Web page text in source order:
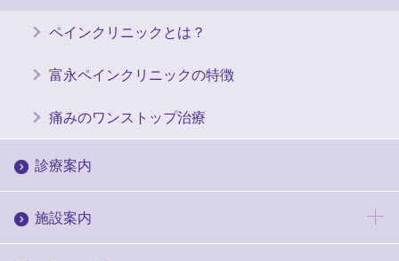
ペインクリニックとは？
富永ペインクリニックの特徴
痛みのワンストップ治療
診療案内
施設案内